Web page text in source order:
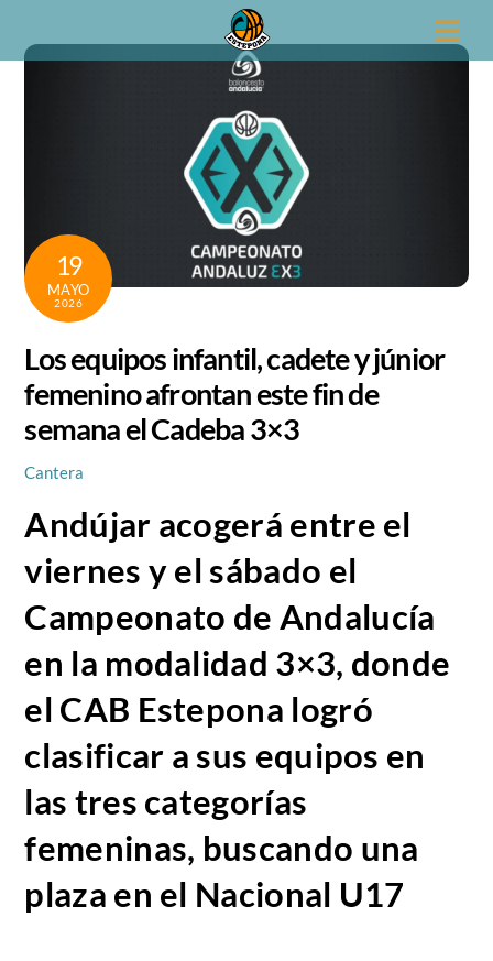
19
MAYO
2026
Los equipos infantil, cadete y júnior
femenino afrontan este fin de
semana el Cadeba 3×3
Cantera
Andújar acogerá entre el
viernes y el sábado el
Campeonato de Andalucía
en la modalidad 3×3, donde
el CAB Estepona logró
clasificar a sus equipos en
las tres categorías
femeninas, buscando una
plaza en el Nacional U17